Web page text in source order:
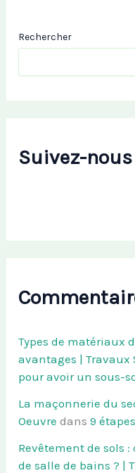
Rechercher
Suivez-nous
Types de matériaux
avantages | Travaux
pour avoir un sous-
La maçonnerie du
Oeuvre dans9
Revêtement de sols
de salle de bains ? |